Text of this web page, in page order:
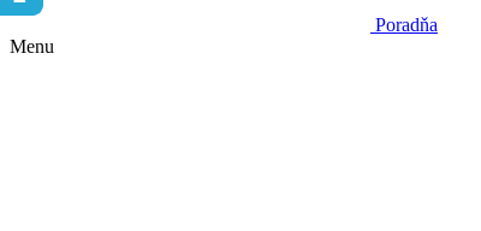
Poradňa
Menu